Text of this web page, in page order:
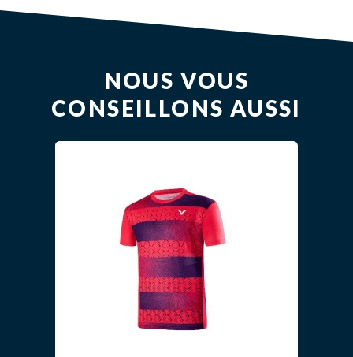
NOUS VOUS
CONSEILLONS AUSSI